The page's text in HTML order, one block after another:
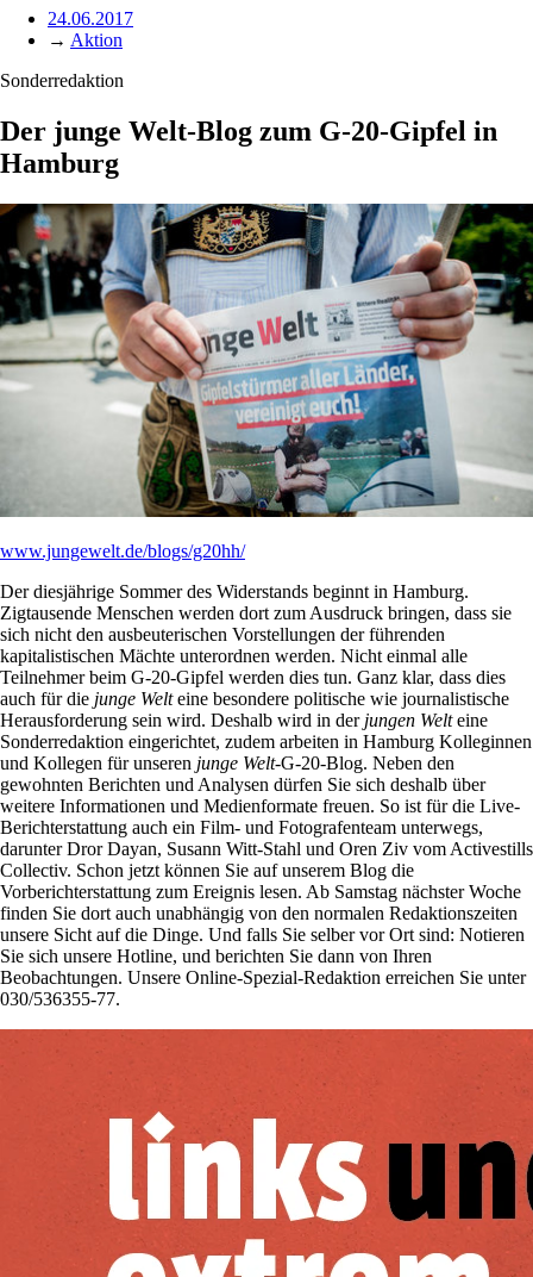
24.06.2017
→ Aktion
Sonderredaktion
Der junge Welt-Blog zum G-20-Gipfel in
Hamburg
www.jungewelt.de/blogs/g20hh/
Der diesjährige Sommer des Widerstands beginnt in Hamburg.
Zigtausende Menschen werden dort zum Ausdruck bringen, dass sie
sich nicht den ausbeuterischen Vorstellungen der führenden
kapitalistischen Mächte unterordnen werden. Nicht einmal alle
Teilnehmer beim G-20-Gipfel werden dies tun. Ganz klar, dass dies
auch für die junge Welteine besondere politische wie journalistische
Herausforderung sein wird. Deshalb wird in der jungen Welteine
Sonderredaktion eingerichtet, zudem arbeiten in Hamburg Kolleginnen
und Kollegen für unseren junge Welt-G-20-Blog. Neben den
gewohnten Berichten und Analysen dürfen Sie sich deshalb über
weitere Informationen und Medienformate freuen. So ist für die Live-
Berichterstattung auch ein Film- und Fotografenteam unterwegs,
darunter Dror Dayan, Susann Witt-Stahl und Oren Ziv vom Activestills
Collectiv. Schon jetzt können Sie auf unserem Blog die
Vorberichterstattung zum Ereignis lesen. Ab Samstag nächster Woche
finden Sie dort auch unabhängig von den normalen Redaktionszeiten
unsere Sicht auf die Dinge. Und falls Sie selber vor Ort sind: Notieren
Sie sich unsere Hotline, und berichten Sie dann von Ihren
Beobachtungen. Unsere Online-Spezial-Redaktion erreichen Sie unter
030/536355-77.